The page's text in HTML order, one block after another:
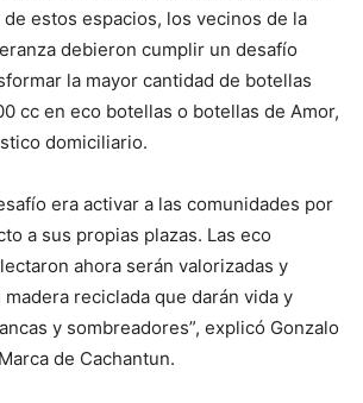
estos espacios, los vecinos de la
debieron cumplir un desafío
la mayor cantidad de botellas
cc en eco botellas o botellas de Amor,
domiciliario.
era activar a las comunidades por
a sus propias plazas. Las eco
ahora serán valorizadas y
reciclada que darán vida y
y sombreadores”, explicó Gonzalo
de Cachantun.